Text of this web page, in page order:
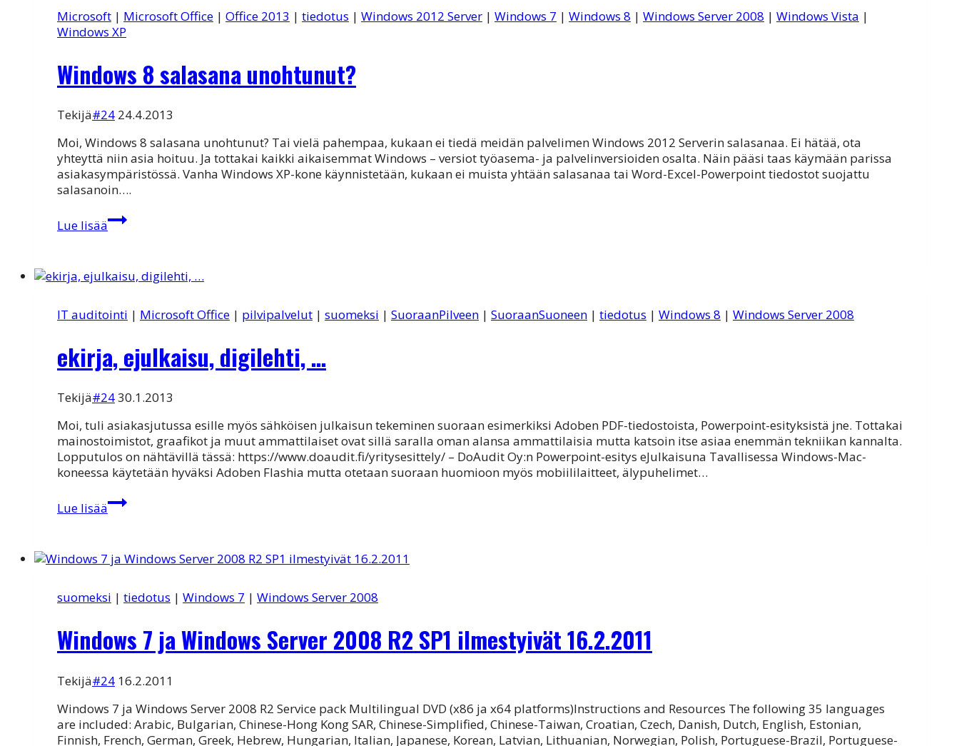
Microsoft | Microsoft Office | Office 2013 | tiedotus | Windows 2012 Server | Windows 7 | Windows 8 | Windows Server 2008 | Windows Vista |
Windows XP
Windows 8 salasana unohtunut?
Tekijä#24 24.4.2013
Moi, Windows 8 salasana unohtunut? Tai vielä pahempaa, kukaan ei tiedä meidän palvelimen Windows 2012 Serverin salasanaa. Ei hätää, ota
yhteyttä niin asia hoituu. Ja tottakai kaikki aikaisemmat Windows – versiot työasema- ja palvelinversioiden osalta. Näin pääsi taas käymään parissa
asiakasympäristössä. Vanha Windows XP-kone käynnistetään, kukaan ei muista yhtään salasanaa tai Word-Excel-Powerpoint tiedostot suojattu
salasanoin….
Lue lisää
Windows
8
IT auditointi | Microsoft Office | pilvipalvelut | suomeksi | SuoraanPilveen | SuoraanSuoneen | tiedotus | Windows 8 | Windows Server 2008
ekirja, ejulkaisu, digilehti, …
Tekijä#2430.1.2013
Moi, tuli asiakasjutussa esille myös sähköisen julkaisun tekeminen suoraan esimerkiksi Adoben PDF-tiedostoista, Powerpoint-esityksistä jne. Tottakai
mainostoimistot, graafikot ja muut ammattilaiset ovat sillä saralla oman alansa ammattilaisia mutta katsoin itse asiaa enemmän tekniikan kannalta.
Lopputulos on nähtävillä tässä: https://www.doaudit.fi/yritysesittely/ – DoAudit Oy:n Powerpoint-esitys eJulkaisuna Tavallisessa Windows-Mac-
koneessa käytetään hyväksi Adoben Flashia mutta otetaan suoraan huomioon myös mobiililaitteet, älypuhelimet…
Lue lisää
ekirja,
ejulkaisu,
suomeksi | tiedotus | Windows 7 | Windows Server 2008
Windows 7 ja Windows Server 2008 R2 SP1 ilmestyivät 16.2.2011
Tekijä#24 16.2.2011
Windows 7 ja Windows Server 2008 R2 Service pack Multilingual DVD (x86 ja x64 platforms)Instructions and Resources The following 35 languages
are included: Arabic, Bulgarian, Chinese-Hong Kong SAR, Chinese-Simplified, Chinese-Taiwan, Croatian, Czech, Danish, Dutch, English, Estonian,
Finnish, French, German, Greek, Hebrew, Hungarian, Italian, Japanese, Korean, Latvian, Lithuanian, Norwegian, Polish, Portuguese-Brazil, Portuguese-